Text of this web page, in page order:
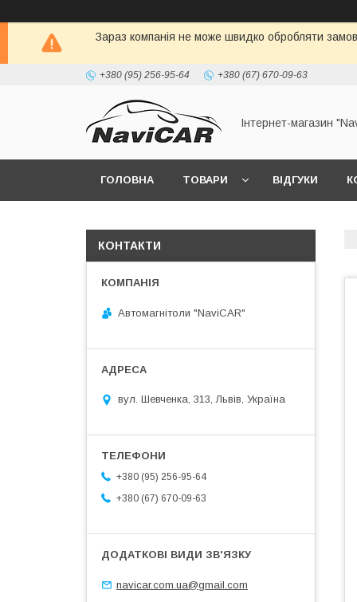
Зараз компанія не може швидко обробляти
+380 (95) 256-95-64 +380 (67) 670-09-63
Інтернет-магазин
ГОЛОВНА ТОВАРИ ВІДГУКИ
КОНТАКТИ
Автомагнітоли "NaviCAR"
вул. Шевченка, 313, Львів, Україна
+380 (95) 256-95-64
+380 (67) 670-09-63
navicar.com.ua@gmail.com